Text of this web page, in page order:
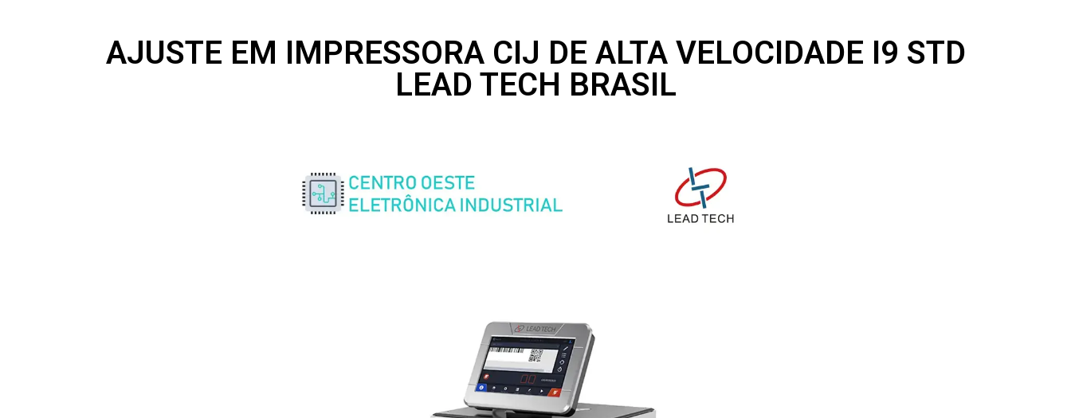
AJUSTE EM IMPRESSORA CIJ DE ALTA VELOCIDADE I9 STD
LEAD TECH BRASIL